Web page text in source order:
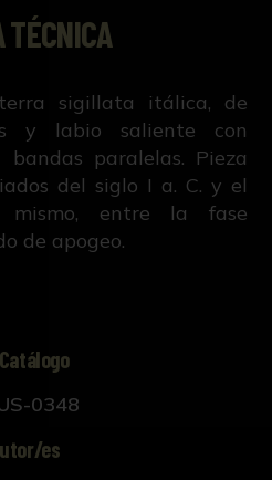
TÉCNICA
sigillata itálica, de
y labio saliente con
paralelas. Pieza
del siglo I a. C. y el
entre la fase
de apogeo.
0348
es